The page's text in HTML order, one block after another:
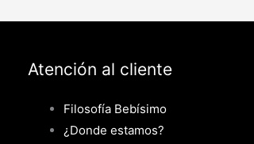
Atención al cliente
Filosofía Bebísimo
¿Donde estamos?